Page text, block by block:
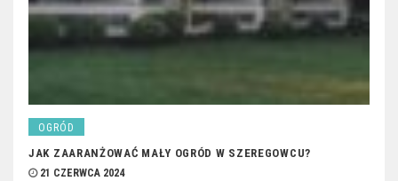
OGRÓD
JAK ZAARANŻOWAĆ MAŁY OGRÓD W SZEREGOWCU?
21 CZERWCA 2024